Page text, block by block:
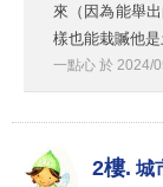
來（因為能舉
樣也能栽贓他
一點心 於 2024/
2樓. 城